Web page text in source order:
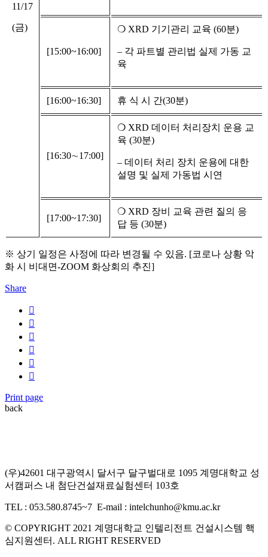
11/17
(금)
[15:00~16:00]
❍ XRD 기기관리 교육 (60분)
– 각 파트별 관리법 실제 가동 교
육
[16:00~16:30] 휴 식 시 간(30분)
[16:30∼17:00]
❍ XRD 데이터 처리장치 운용 교
육 (30분)
– 데이터 처리 장치 운용에 대한
설명 및 실제 가동법 시연
[17:00~17:30]
❍ XRD 장비 교육 관련 질의 응
답 등 (30분)
※ 상기 일정은 사정에 따라 변경될 수 있음. [코로나 상황 악
화 시 비대면-ZOOM 화상회의 추진]
Share
Print page
back
(우)42601 대구광역시 달서구 달구벌대로 1095 계명대학교 성
서캠퍼스 내 첨단건설재료실험센터 103호
TEL : 053.580.8745~7 E-mail : intelchunho@kmu.ac.kr
© COPYRIGHT 2021 계명대학교 인텔리전트 건설시스템 핵
심지원센터. ALL RIGHT RESERVED